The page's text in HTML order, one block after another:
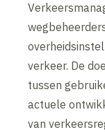
verkeer. De
tussen
actuele
van